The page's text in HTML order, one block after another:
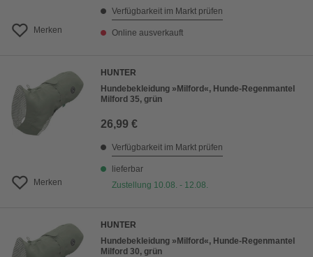
Merken
Verfügbarkeit im Markt prüfen
Online ausverkauft
Merken
HUNTER
Hundebekleidung »Milford«, Hunde-Regenmantel
Milford 35, grün
26,99 €
Verfügbarkeit im Markt prüfen
lieferbar
Zustellung 10.08. - 12.08.
HUNTER
Hundebekleidung »Milford«, Hunde-Regenmantel
Milford 30, grün